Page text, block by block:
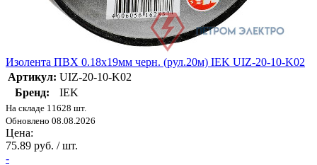
Изолента ПВХ 0.18х19мм черн. (рул.20м) IEK UIZ-20-10-K02
Артикул: UIZ-20-10-K02
Бренд:
IEK
На складе 11628 шт.
Обновлено 08.08.2026
Цена:
75.89 руб. / шт.
-